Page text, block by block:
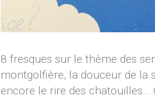
8 fresques sur le thème des
montgolfière, la douceur de la
encore le rire des chatouilles…